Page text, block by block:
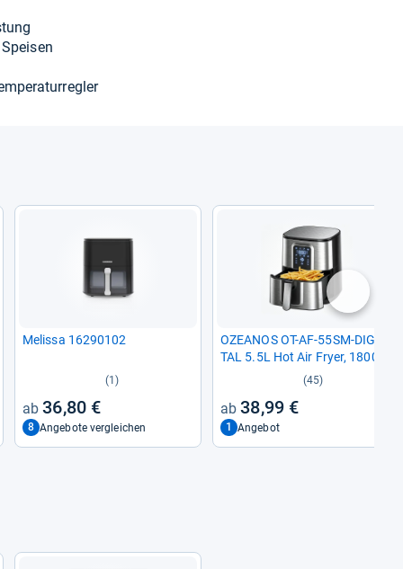
Melissa 16290102
(1)
36,80 €
8 Angebote vergleichen
OZEA­NOS OT-​AF-​55SM-​DIGI­
TAL 5.5L Hot Air Fryer, 1800W
Power, Digi­tal Touch Panel,
Pre­fa­bri­ca­ted Pro­gram­mes,
Timer up to 30 Minu­tes -​ Dis­h­
was­her Safe
(45)
38,99 €
1 Angebot
nächste